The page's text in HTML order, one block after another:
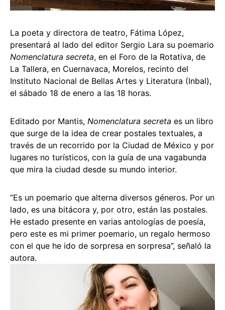
La poeta y directora de teatro, Fátima López,
presentará al lado del editor Sergio Lara su poemario
Nomenclatura secreta, en el Foro de la Rotativa, de
La Tallera, en Cuernavaca, Morelos, recinto del
Instituto Nacional de Bellas Artes y Literatura (Inbal),
el sábado 18 de enero a las 18 horas.
Editado por Mantis, Nomenclatura secreta es un libro
que surge de la idea de crear postales textuales, a
través de un recorrido por la Ciudad de México y por
lugares no turísticos, con la guía de una vagabunda
que mira la ciudad desde su mundo interior.
“Es un poemario que alterna diversos géneros. Por un
lado, es una bitácora y, por otro, están las postales.
He estado presente en varias antologías de poesía,
pero este es mi primer poemario, un regalo hermoso
con el que he ido de sorpresa en sorpresa”, señaló la
autora.